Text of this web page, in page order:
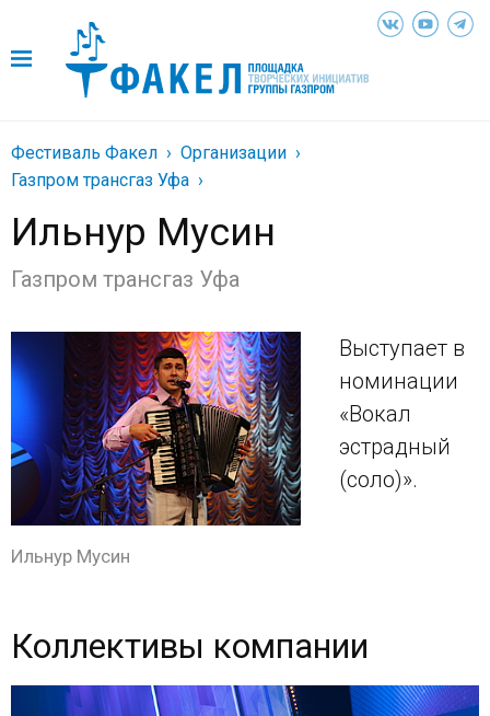
Фестиваль Факел
Организации
Газпром трансгаз Уфа
Ильнур Мусин
Газпром трансгаз Уфа
Ильнур Мусин
Выступает в
номинации
«Вокал
эстрадный
(соло)».
Коллективы компании